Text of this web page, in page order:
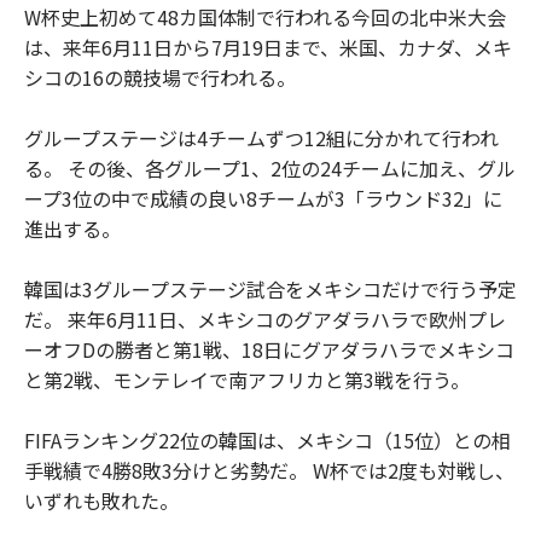
W杯史上初めて48カ国体制で行われる今回の北中米大会
は、来年6月11日から7月19日まで、米国、カナダ、メキ
シコの16の競技場で行われる。
グループステージは4チームずつ12組に分かれて行われ
る。 その後、各グループ1、2位の24チームに加え、グル
ープ3位の中で成績の良い8チームが3「ラウンド32」に
進出する。
韓国は3グループステージ試合をメキシコだけで行う予定
だ。 来年6月11日、メキシコのグアダラハラで欧州プレ
ーオフDの勝者と第1戦、18日にグアダラハラでメキシコ
と第2戦、モンテレイで南アフリカと第3戦を行う。
FIFAランキング22位の韓国は、メキシコ（15位）との相
手戦績で4勝8敗3分けと劣勢だ。 W杯では2度も対戦し、
いずれも敗れた。